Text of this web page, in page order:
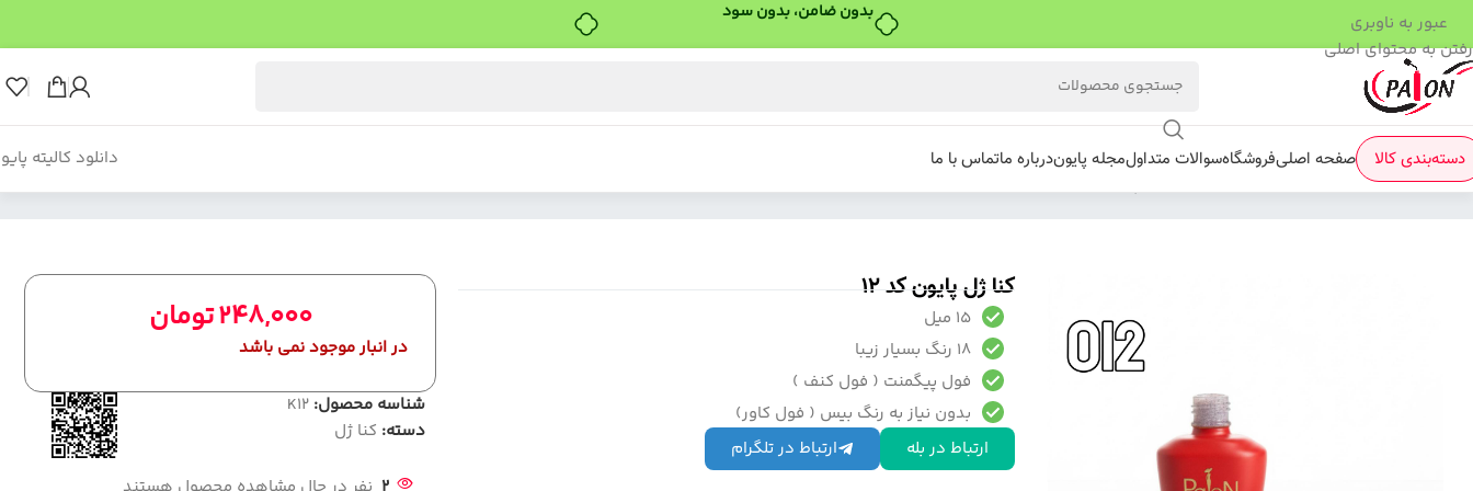
عبور به ناوبری
رفتن به محتوای اصلی
دسته‌بندی کالا صفحه اصلیفروشگاهسوالات متداولمجله پایوندرباره ماتماس با ما
دانلود کالیته
فروشگاه /
کنا ژل پایون کد 12
15 میل
18 رنگ بسیار زیبا
فول پیگمنت ( فول کنف )
بدون نیاز به رنگ بیس ( فول کاور)
ارتباط در بله
ارتباط در تلگرام
248,000تومان
در انبار موجود نمی باشد
شناسه محصول: K12
دسته: کنا ژل